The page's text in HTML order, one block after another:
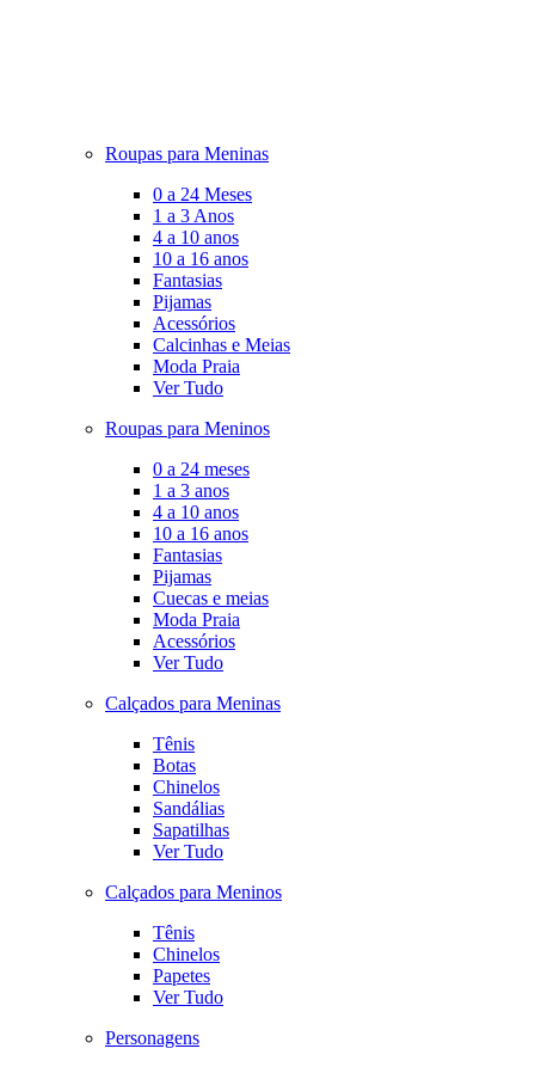
Roupas para Meninas
0 a 24 Meses
1 a 3 Anos
4 a 10 anos
10 a 16 anos
Fantasias
Pijamas
Acessórios
Calcinhas e Meias
Moda Praia
Ver Tudo
Roupas para Meninos
0 a 24 meses
1 a 3 anos
4 a 10 anos
10 a 16 anos
Fantasias
Pijamas
Cuecas e meias
Moda Praia
Acessórios
Ver Tudo
Calçados para Meninas
Tênis
Botas
Chinelos
Sandálias
Sapatilhas
Ver Tudo
Calçados para Meninos
Tênis
Chinelos
Papetes
Ver Tudo
Personagens